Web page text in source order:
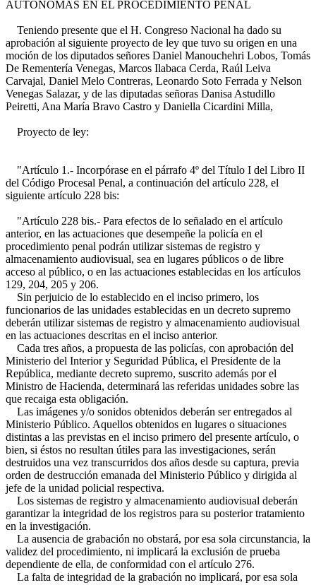
AUTÓNOMAS EN EL PROCEDIMIENTO PENAL
Teniendo presente que el H. Congreso Nacional ha dado su
aprobación al siguiente proyecto de ley que tuvo su origen en una
moción de los diputados señores Daniel Manouchehri Lobos, Tomás
De Rementería Venegas, Marcos Ilabaca Cerda, Raúl Leiva
Carvajal, Daniel Melo Contreras, Leonardo Soto Ferrada y Nelson
Venegas Salazar, y de las diputadas señoras Danisa Astudillo
Peiretti, Ana María Bravo Castro y Daniella Cicardini Milla,
Proyecto de ley:
"Artículo 1.- Incorpórase en el párrafo 4º del Título I del Libro II
del Código Procesal Penal, a continuación del artículo 228, el
siguiente artículo 228 bis:
"Artículo 228 bis.- Para efectos de lo señalado en el artículo
anterior, en las actuaciones que desempeñe la policía en el
procedimiento penal podrán utilizar sistemas de registro y
almacenamiento audiovisual, sea en lugares públicos o de libre
acceso al público, o en las actuaciones establecidas en los artículos
129, 204, 205 y 206.
Sin perjuicio de lo establecido en el inciso primero, los
funcionarios de las unidades establecidas en un decreto supremo
deberán utilizar sistemas de registro y almacenamiento audiovisual
en las actuaciones descritas en el inciso anterior.
Cada tres años, a propuesta de las policías, con aprobación del
Ministerio del Interior y Seguridad Pública, el Presidente de la
República, mediante decreto supremo, suscrito además por el
Ministro de Hacienda, determinará las referidas unidades sobre las
que recaiga esta obligación.
Las imágenes y/o sonidos obtenidos deberán ser entregados al
Ministerio Público. Aquellos obtenidos en lugares o situaciones
distintas a las previstas en el inciso primero del presente artículo, o
bien, si éstos no resultan útiles para las investigaciones, serán
destruidos una vez transcurridos dos años desde su captura, previa
orden de destrucción emanada del Ministerio Público y dirigida al
jefe de la unidad policial respectiva.
Los sistemas de registro y almacenamiento audiovisual deberán
garantizar la integridad de los registros para su posterior tratamiento
en la investigación.
La ausencia de grabación no obstará, por esa sola circunstancia, la
validez del procedimiento, ni implicará la exclusión de prueba
dependiente de ella, de conformidad con el artículo 276.
La falta de integridad de la grabación no implicará, por esa sola